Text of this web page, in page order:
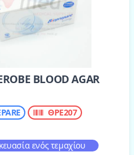
BLOOD AGAR
ΘΡΕ207
ενός τεμαχίου